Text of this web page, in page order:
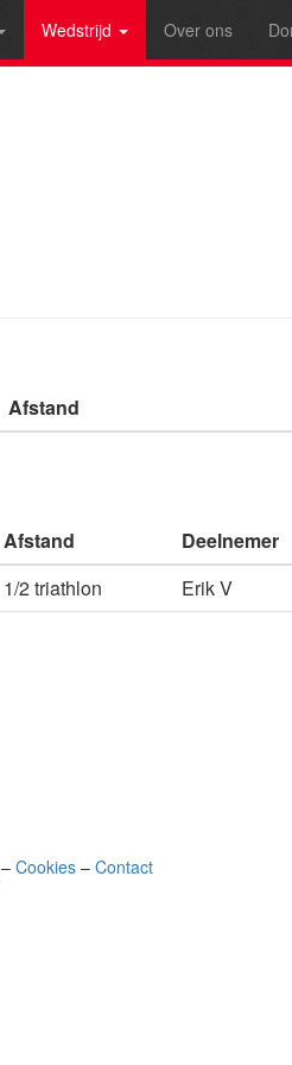
Wedstrijd Over ons
Afstand
Afstand Deelnemer
1/2 triathlon Erik V
– Cookies – Contact